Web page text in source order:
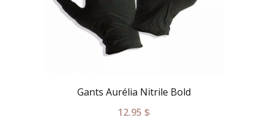
Gants Aurélia Nitrile Bold
12.95 $